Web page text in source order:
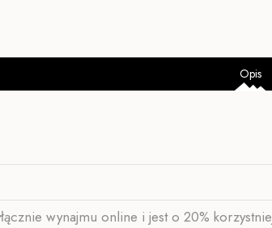
Opis
wynajmu online i jest o 20%